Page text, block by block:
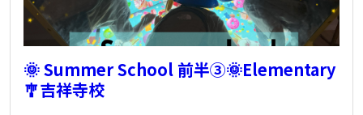
🌞 Summer School 前半③🌞Elementary
🎐吉祥寺校